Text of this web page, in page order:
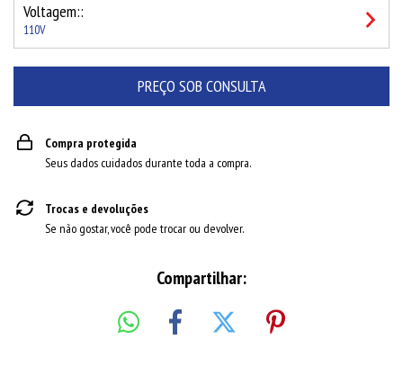
Voltagem::
110V
Compra protegida
Seus dados cuidados durante toda a compra.
Trocas e devoluções
Se não gostar, você pode trocar ou devolver.
Compartilhar: